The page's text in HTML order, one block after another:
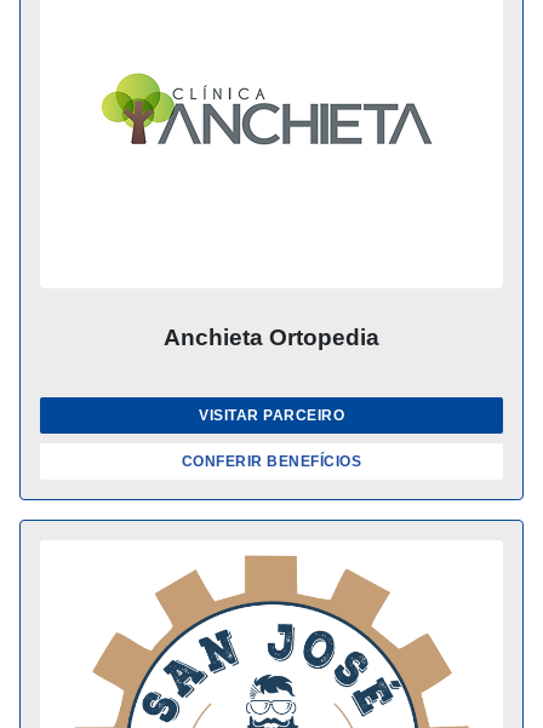
Anchieta Ortopedia
VISITAR PARCEIRO
CONFERIR BENEFÍCIOS